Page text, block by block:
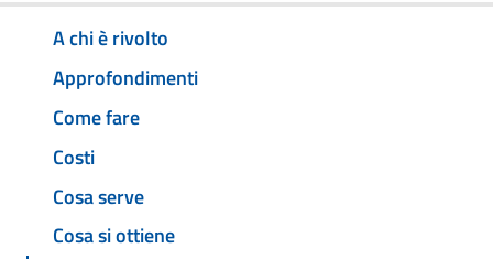
A chi è rivolto
Approfondimenti
Come fare
Costi
Cosa serve
Cosa si ottiene